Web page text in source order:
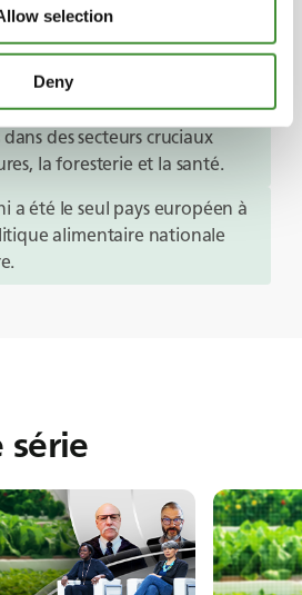
selection
Deny
les écoles, en faisant pression
règles et en agissant en tant
mène des recherches
des secteurs cruciaux
la foresterie et la santé.
a été le seul pays européen à
alimentaire nationale
série